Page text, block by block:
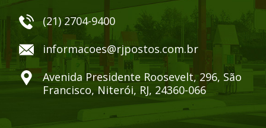
(21) 2704-9400
informacoes@rjpostos.com.br
Avenida Presidente Roosevelt, 296, São
Francisco, Niterói, RJ, 24360-066